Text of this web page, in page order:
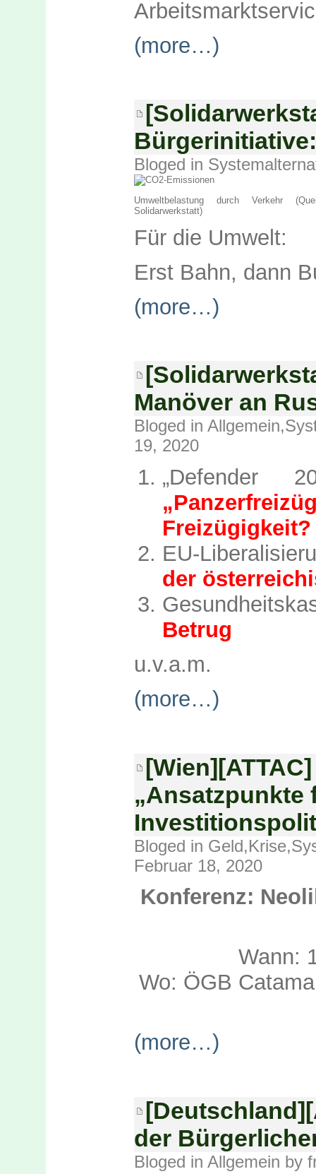
(more…)
Bloged in
Umweltbelastung durch Verkehr
Solidarwerkstatt)
Für die Umwelt:
Erst Bahn, dann
(more…)
Manöver an
Bloged in Allgemein,
19, 2020
„Defender
Freizügigkeit?
EU-
der
Betrug
u.v.a.m.
(more…)
„Ansatzpunkte
Bloged in Geld,Krise,
Februar 18, 2020
Konferenz:
Wann:
Wo: ÖGB
(more…)
der
Bloged in Allgemein by